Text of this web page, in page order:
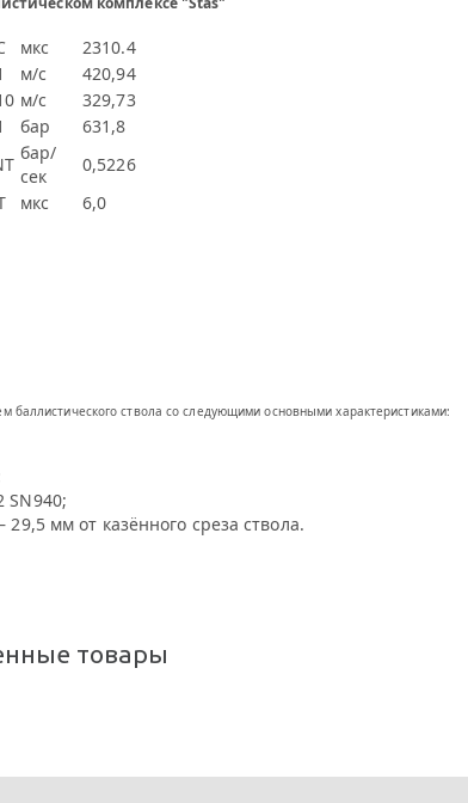
мкс
2310.4
м/с
420,94
м/с
329,73
бар
631,8
бар/
сек
0,5226
мкс 6,0
баллистического ствола со следующими основными характеристиками:
SN940;
мм от казённого среза ствола.
товары